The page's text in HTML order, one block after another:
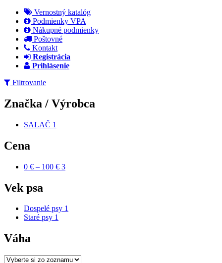
Vernostný katalóg
Podmienky VPA
Nákupné podmienky
Poštovné
Kontakt
Registrácia
Prihlásenie
Filtrovanie
Značka / Výrobca
SALAČ 1
Cena
0 € – 100 € 3
Vek psa
Dospelé psy 1
Staré psy 1
Váha